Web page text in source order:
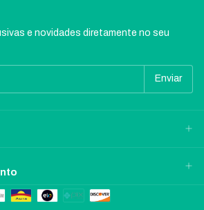
e novidades diretamente no seu